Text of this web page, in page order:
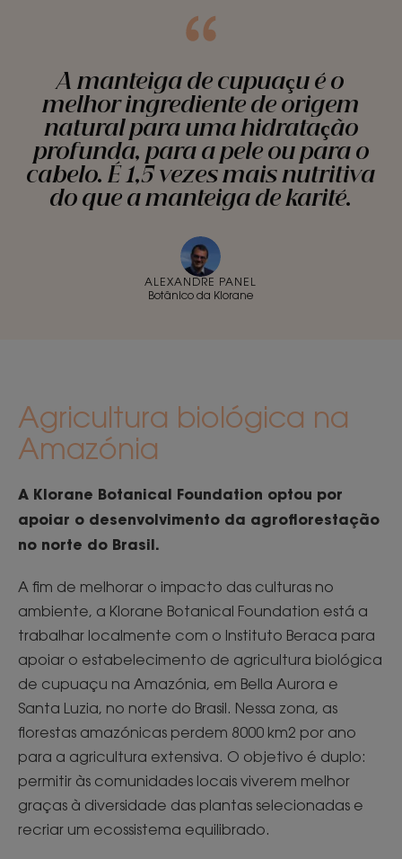
A manteiga de cupuaçu é o
melhor ingrediente de origem
natural para uma hidratação
profunda, para a pele ou para o
cabelo. É 1,5 vezes mais nutritiva
do que a manteiga de karité.
ALEXANDRE PANEL
Botânico da Klorane
Agricultura biológica na
Amazónia
A Klorane Botanical Foundation optou por
apoiar o desenvolvimento da agroflorestação
no norte do Brasil.
A fim de melhorar o impacto das culturas no
ambiente, a Klorane Botanical Foundation está a
trabalhar localmente com o Instituto Beraca para
apoiar o estabelecimento de agricultura biológica
de cupuaçu na Amazónia, em Bella Aurora e
Santa Luzia, no norte do Brasil. Nessa zona, as
florestas amazónicas perdem 8000 km2 por ano
para a agricultura extensiva. O objetivo é duplo:
permitir às comunidades locais viverem melhor
graças à diversidade das plantas selecionadas e
recriar um ecossistema equilibrado.